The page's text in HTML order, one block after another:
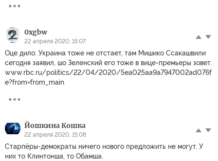
0xgbw
22 апреля 2020, 15:07
Оце дило. Украина тоже не отстает, там Мишико Ссакашвили
сегодня заявил, шо Зеленский его тоже в вице-премьеры зовет.
www.rbc.ru/politics/22/04/2020/5ea025aa9a7947002ad076f
e?from=from_main
Йошкина Кошка
22 апреля 2020, 15:08
Старпёры-демократы ничего нового предложить не могут. У
них то Клинтонша, то Обамша.